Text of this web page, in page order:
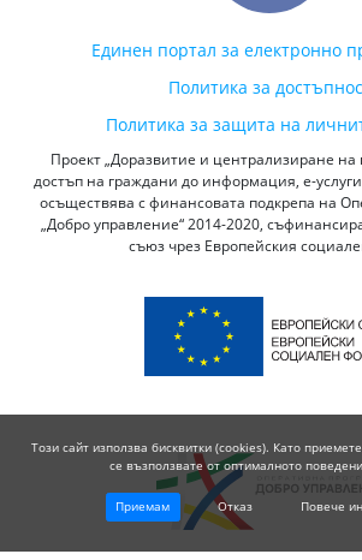
Единен портал за електронно
Политика за
Политика за защита на
Проект „Доразвитие и централизиране на
достъп на граждани до информация, е-
осъществява с финансовата подкрепа на
„Добро управление“ 2014-2020,
съюз чрез Европейския
Този сайт използва бисквитки (cookies). Като
се възползвате от оптималното
Приемам Отказ Повече